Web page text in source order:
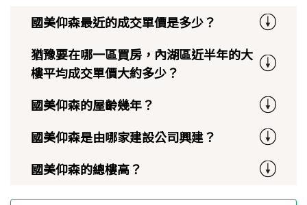
國美仰森最近的成交單價是多少？
猶豫要在哪一區買房，內湖區近半年的大
樓平均成交單價大約多少？
國美仰森的屋齡幾年？
國美仰森是由哪家建設公司興建？
國美仰森的總樓高？